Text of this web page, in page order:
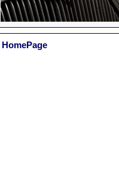
HomePage